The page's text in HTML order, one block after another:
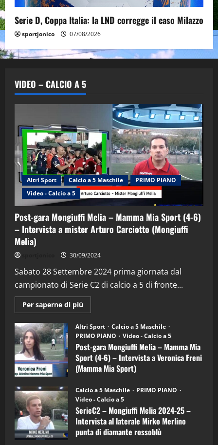
Serie D, Coppa Italia: la LND corregge il caso Milazzo
sportjonico 07/08/2026
VIDEO – CALCIO A 5
Altri Sport Calcio a 5 Maschile
PRIMO PIANO
Video - Calcio a 5
Post-gara Mongiuffi Melia – Mamma Mia Sport (4-6)
– Intervista a mister Arturo Carciotto (Mongiuffi
Melia)
30/09/2024
Sabato 28 Settembre 2024 prima giornata dal
campionato di Serie C2 di calcio a 5 di fronte...
Per saperne di più
informazioni
Post-
gara
Mongiuffi
Melia
–
Mamma
Mia
Sport
6)
–
Intervista
a
mister
Arturo
Carciotto
(Mongiuffi
Altri Sport
Calcio a 5 Maschile
PRIMO PIANO
Video - Calcio a 5
Post-gara Mongiuffi Melia – Mamma Mia
Sport (4-6) – Intervista a Veronica Freni
(Mamma Mia Sport)
Calcio a 5 Maschile
PRIMO PIANO
Video - Calcio a 5
SerieC2 – Mongiuffi Melia 2024-25 –
Intervista al laterale Mirko Merlino
punta di diamante rossoblù
2
“SportEmpire” in Podcast: 29^ Puntata
(Martedi 28 Aprile 2026)
28/04/2026
3
"SportEmpire" in Podcast
“SportEmpire” in Podcast: 28^ Puntata
(Martedi 21 Aprile 2026)
21/04/2026
4
“SportEmpire” in Podcast: 27^ Puntata
(Martedi 14 Aprile 2026)
15/04/2026